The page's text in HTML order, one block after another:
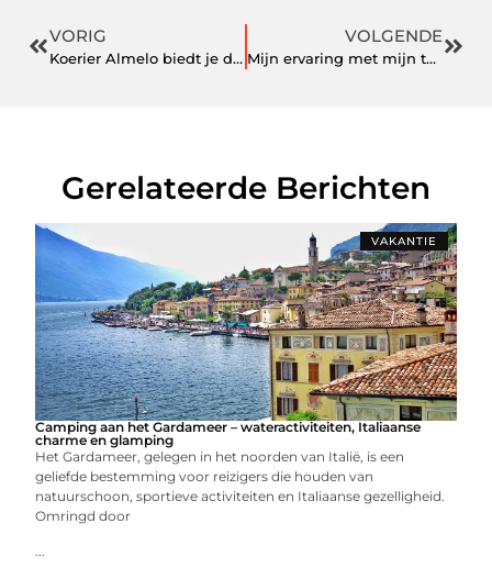
VORIG
Koerier Almelo biedt je de kans op een betrouwbare partner
VOLGENDE
Mijn ervaring met mijn tweedehands toyota auris
Gerelateerde Berichten
VAKANTIE
Camping aan het Gardameer – wateractiviteiten, Italiaanse
charme en glamping
Het Gardameer, gelegen in het noorden van Italië, is een
geliefde bestemming voor reizigers die houden van
natuurschoon, sportieve activiteiten en Italiaanse gezelligheid.
Omringd door
...